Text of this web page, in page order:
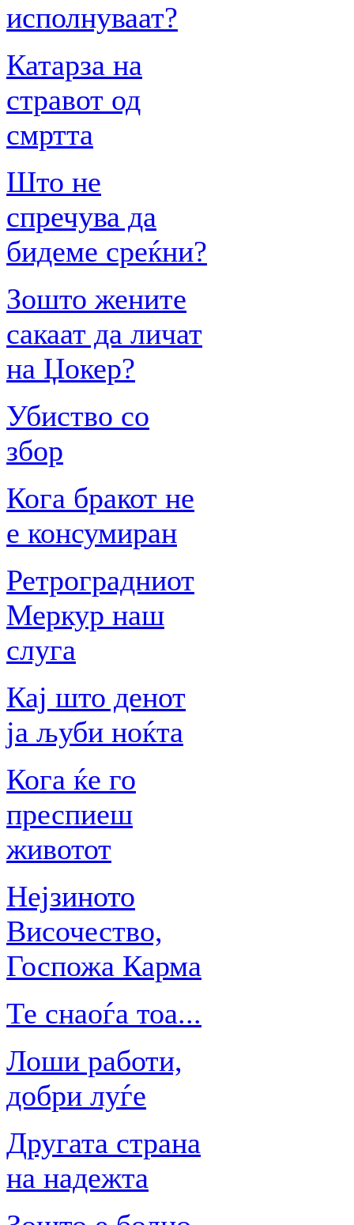
исполнуваат?
Катарза на
стравот од
смртта
Што не
спречува да
бидеме среќни?
Зошто жените
сакаат да личат
на Џокер?
Убиство со
збор
Кога бракот не
е консумиран
Ретроградниот
Меркур наш
слуга
Кај што денот
ја љуби ноќта
Кога ќе го
преспиеш
животот
Нејзиното
Височество,
Госпожа Карма
Те снаоѓа тоа...
Лоши работи,
добри луѓе
Другата страна
на надежта